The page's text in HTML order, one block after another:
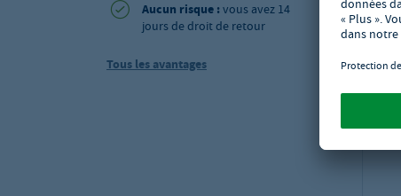
Aucun risque :vous avez 14
jours de droit de retour
Tous les avantages